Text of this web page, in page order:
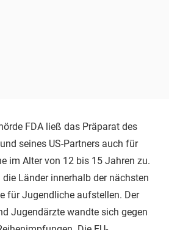
FDA ließ das Präparat des
seines US-Partners auch für
im Alter von 12 bis 15 Jahren zu.
Länder innerhalb der nächsten
für Jugendliche aufstellen. Der
Jugendärzte wandte sich gegen